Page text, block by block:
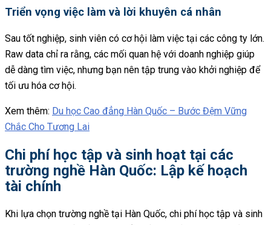
Triển vọng việc làm và lời khuyên cá nhân
Sau tốt nghiệp, sinh viên có cơ hội làm việc tại các công ty lớn.
Raw data chỉ ra rằng, các mối quan hệ với doanh nghiệp giúp
dễ dàng tìm việc, nhưng bạn nên tập trung vào khởi nghiệp để
tối ưu hóa cơ hội.
Xem thêm: Du học Cao đẳng Hàn Quốc – Bước Đệm Vững
Chắc Cho Tương Lai
Chi phí học tập và sinh hoạt tại các
trường nghề Hàn Quốc: Lập kế hoạch
tài chính
Khi lựa chọn trường nghề tại Hàn Quốc, chi phí học tập và sinh